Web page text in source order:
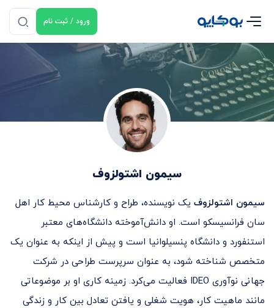
ورود / ثبت نام
سیمون اشتولزوف
سیمون اشتولزوف یک نویسنده، طراح و کارشناس محیط کار اهل
سان فرانسیسکو است. او دانش‌آموخته دانشگاه‌های معتبر
استنفورد و دانشگاه پنسیلوانیا است و پیش از اینکه به عنوان یک
متخصص شناخته شود، به عنوان سرپرست طراحی در شرکت
جهانی نوآوری IDEO فعالیت می‌کرد. زمینه کاری او بر موضوعاتی
مانند ماهیت کار، هویت شغلی و یافتن تعادل بین کار و زندگی